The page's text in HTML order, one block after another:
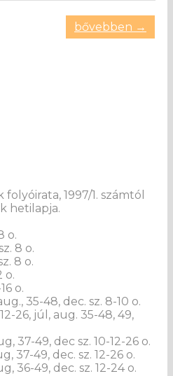
bővebben →
1997/1. számtól
hetilapja.
o.
8 o.
8 o.
o.
o.
35-48, dec. sz. 8-10 o.
12-26, júl, aug. 35-48, 49,
37-49, dec sz. 10-12-26 o.
37-49, dec. sz. 12-26 o.
36-49, dec. sz. 12-24 o.